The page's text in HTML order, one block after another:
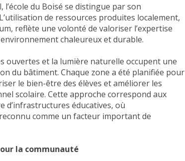
l’école du Boisé se distingue par son
de ressources produites localement,
reflète une volonté de valoriser l’expertise
chaleureux et durable.
ouvertes et la lumière naturelle occupent une
du bâtiment. Chaque zone a été planifiée pour
le bien-être des élèves et améliorer les
scolaire. Cette approche correspond aux
d’infrastructures éducatives, où
comme un facteur important de
la communauté